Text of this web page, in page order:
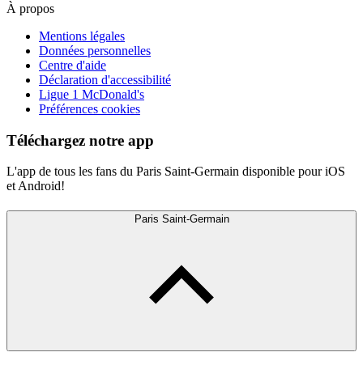
À propos
Mentions légales
Données personnelles
Centre d'aide
Déclaration d'accessibilité
Ligue 1 McDonald's
Préférences cookies
Téléchargez notre app
L'app de tous les fans du Paris Saint-Germain disponible pour iOS
et Android!
Paris Saint-Germain